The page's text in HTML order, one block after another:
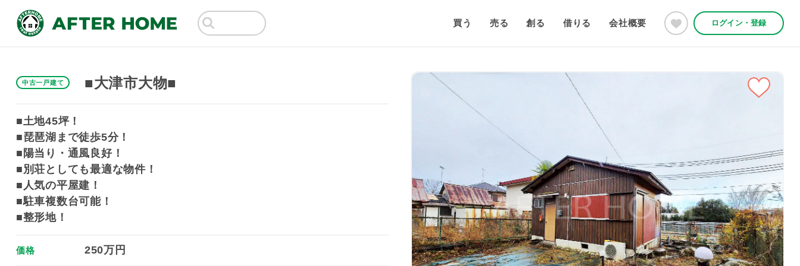
買う 売る 創る 借りる 会社概要 ログイン・登録
中古一戸建て ■大津市大物■
■土地45坪！
■琵琶湖まで徒歩5分！
■陽当り・通風良好！
■別荘としても最適な物件！
■人気の平屋建！
■駐車複数台可能！
■整形地！
価格 250万円